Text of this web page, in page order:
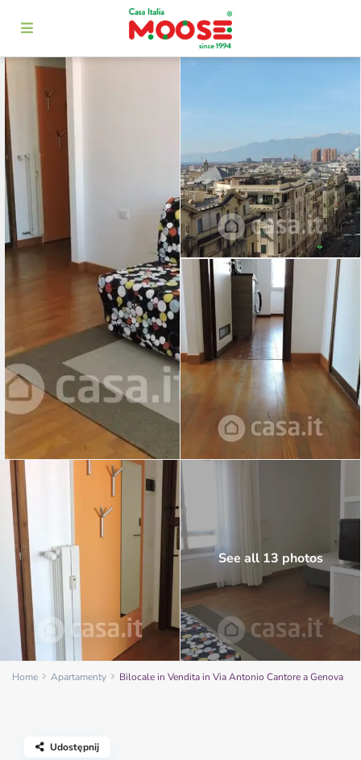
See all 13 photos
Home Apartamenty Bilocale in Vendita in Via Antonio Cantore a Genova
Udostępnij